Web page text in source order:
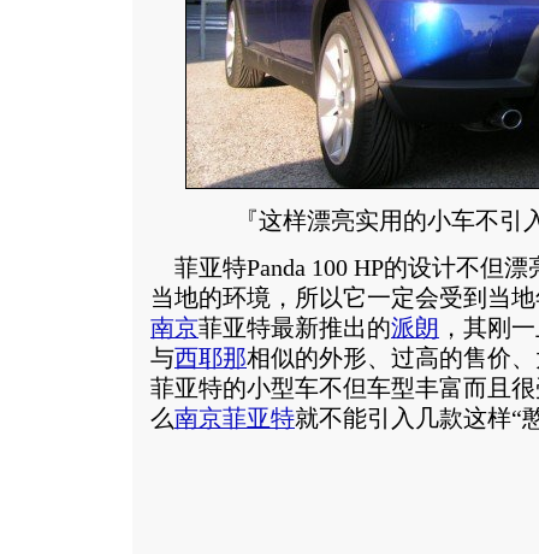
『这样漂亮实用的小车不引
菲亚特Panda 100 HP的设计不但
当地的环境，所以它一定会受到当
南京菲亚特最新推出的派朗 ，其刚
与西耶那相似的外形、过高的售价
菲亚特的小型车不但车型丰富而且
么南京菲亚特就不能引入几款这样“